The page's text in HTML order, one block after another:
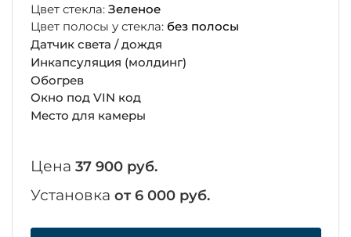
Цвет стекла: Зеленое
Цвет полосы у стекла: без полосы
Датчик света / дождя
Инкапсуляция (молдинг)
Обогрев
Окно под VIN код
Место для камеры
Цена 37 900 руб.
Установка от 6 000 руб.